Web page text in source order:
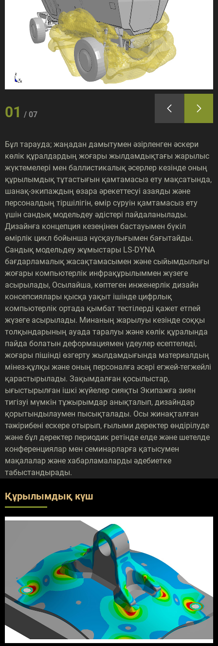
01 07
Бұл тарауда; жаңадан дамытумен әзірленген әскери
көлік құралдардың жоғары жылдамдықтағы жарылыс
жүктемелері мен баллистикалық әсерлер кезінде оның
құрылымдық тұтастығын қамтамасыз ету мақсатында,
шанақ-экипаждың өзара әрекеттесуі азаяды және
персоналдың тіршілігін, өмір сүруін қамтамасыз ету
үшін сандық модельдеу әдістері пайдаланылады.
Дизайнға концепция кезеңінен бастауымен бүкіл
өмірлік цикл бойынша нұсқаулығымен бағытайды.
Сандық модельдеу жұмыстары LS-DYNA
бағдарламалық жасақтамасымен және сыйымдылығы
жоғары компьютерлік инфрақұрылыммен жүзеге
асырылады, Осылайша, көптеген инженерлік дизайн
консепсиялары қысқа уақыт ішінде цифрлық
компьютерлік ортада қымбат тестілерді қажет етпей
жүзеге асырылады. Минаның жарылуы кезінде соққы
толқындарының ауада таралуы және көлік құралында
пайда болатын деформациямен үдеулер есептеледі,
жоғары пішінді өзгерту жылдамдығында материалдың
мінез-құлқы және оның персоналға әсері егжей-тегжейлі
қарастырылады. Зақымдалған қосылыстар,
ығыстырылған ішкі жүйелер сияқты Экипажға зиян
тигізуі мүмкін тұжырымдар анықталып, дизайндар
қорытындылаумен пысықталады. Осы жинақталған
тәжірибені ескере отырып, ғылыми деректер өндірілуде
және бұл деректер периодик ретінде елде және шетелде
конференциялар мен семинарларға қатысумен
мақалалар және хабарламаларды әдебиетке
табыстандырады.
Құрылымдық күш